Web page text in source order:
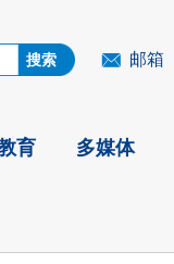
邮箱
育 多媒体